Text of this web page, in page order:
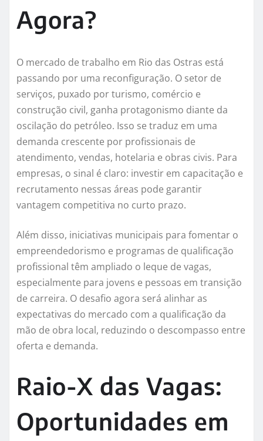
Agora?
O mercado de trabalho em Rio das Ostras está
passando por uma reconfiguração. O setor de
serviços, puxado por turismo, comércio e
construção civil, ganha protagonismo diante da
oscilação do petróleo. Isso se traduz em uma
demanda crescente por profissionais de
atendimento, vendas, hotelaria e obras civis. Para
empresas, o sinal é claro: investir em capacitação e
recrutamento nessas áreas pode garantir
vantagem competitiva no curto prazo.
Além disso, iniciativas municipais para fomentar o
empreendedorismo e programas de qualificação
profissional têm ampliado o leque de vagas,
especialmente para jovens e pessoas em transição
de carreira. O desafio agora será alinhar as
expectativas do mercado com a qualificação da
mão de obra local, reduzindo o descompasso entre
oferta e demanda.
Raio-X das Vagas:
Oportunidades em